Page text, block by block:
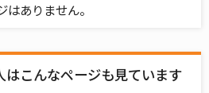
ありません。
はこんなページも見ています